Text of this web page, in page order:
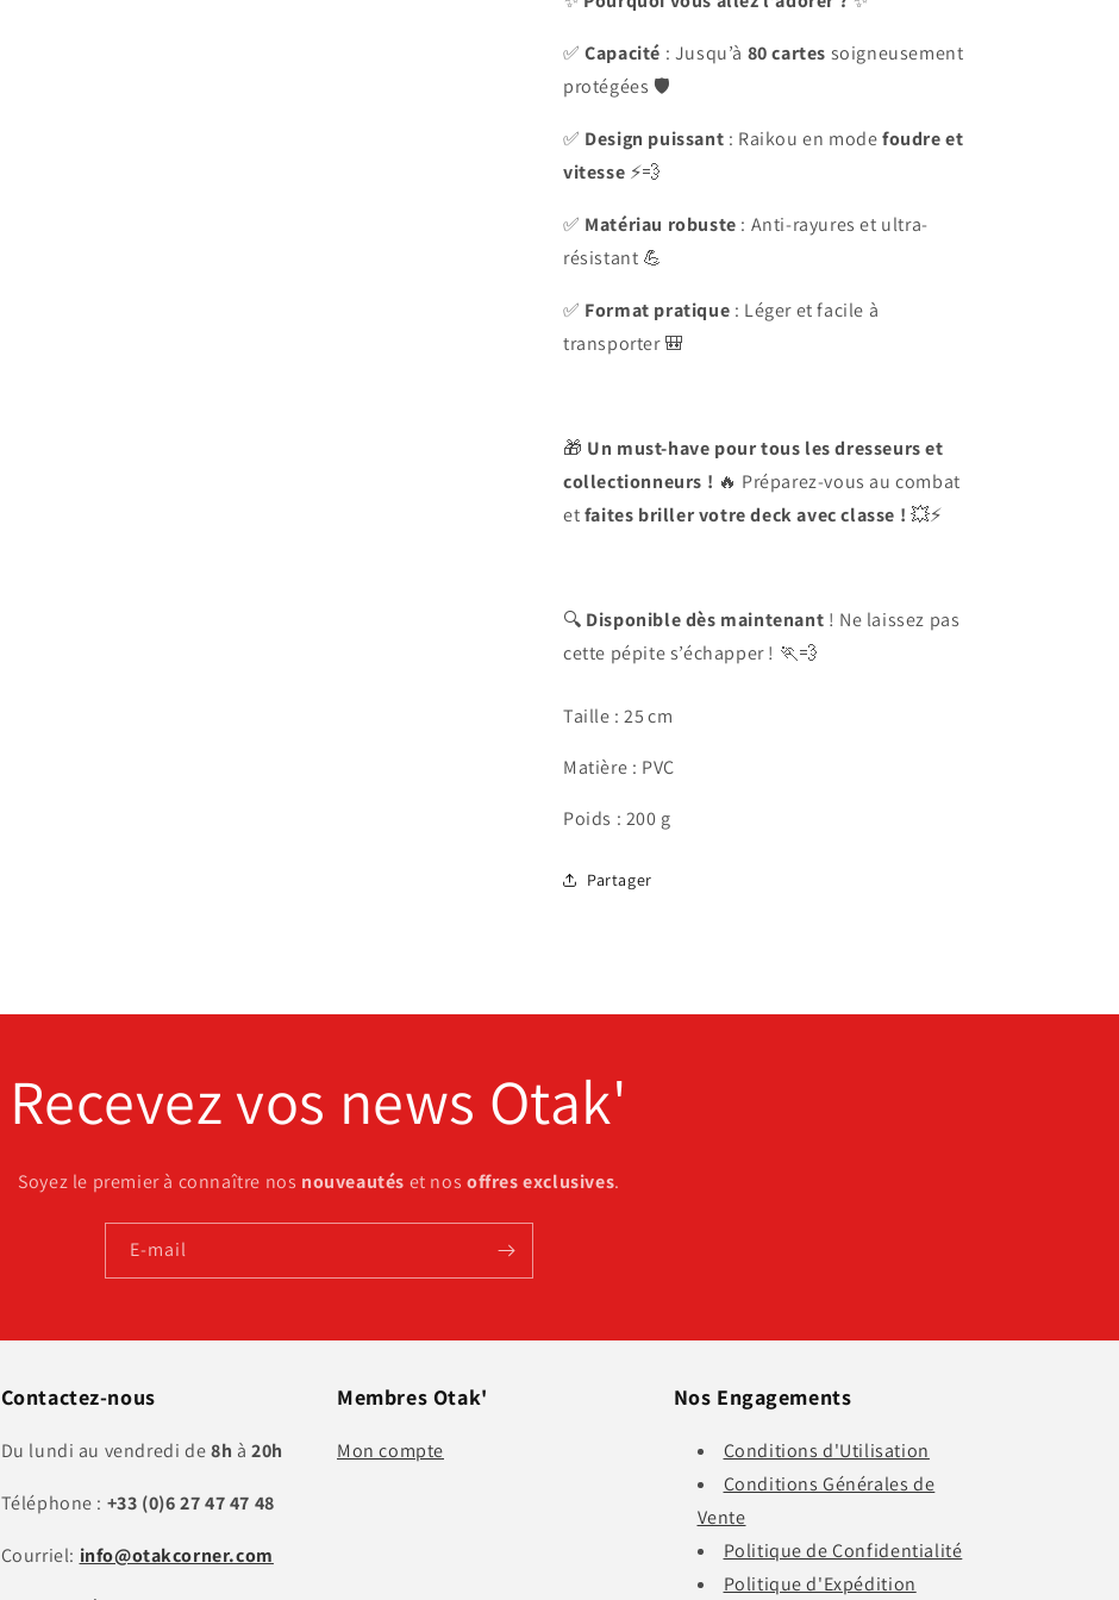
✅Capacité : Jusqu’à 80 cartes soigneusement
protégées 🛡️
✅ Design puissant : Raikou en modefoudre et
vitesse ⚡💨
✅ Matériau robuste : Anti-rayures et ultra-
résistant 💪
✅ Format pratique : Léger et facile à
transporter 🎒
🎁 Un must-have pour tous les dresseurs et
collectionneurs ! 🔥 Préparez-vous au combat
etfaites briller votre deck avec classe ! 💥⚡
🔍 Disponible dès maintenant ! Ne laissez pas
cette pépite s’échapper ! 🏃💨
Taille :25cm
Matière : PVC
Poids : 200 g
Partager
Recevez vos news Otak'
Soyez le premier à connaître nos nouveautés et nos offres exclusives.
E-mail
Contactez-nous
Du lundi au vendredi de8h à 20h
Téléphone : +33 (0)6 27 47 47 48
Courriel: info@otakcorner.com
Membres Otak'
Mon compte
Nos Engagements
Conditions d'Utilisation
Conditions Générales de
Vente
Politique de Confidentialité
Politique d'Expédition